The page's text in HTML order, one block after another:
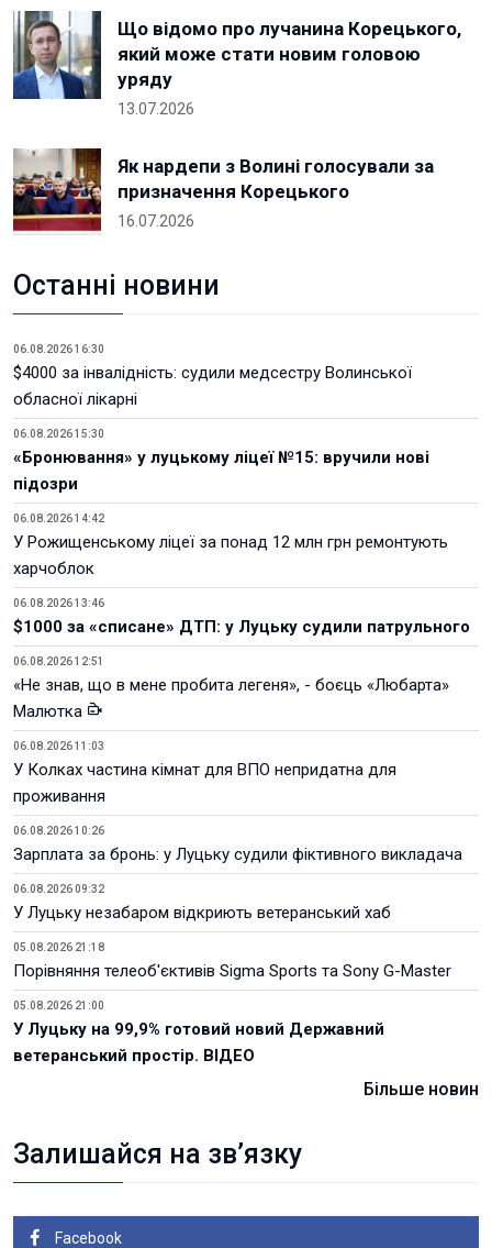
Що відомо про лучанина Корецького,
який може стати новим головою
уряду
13.07.2026
Як нардепи з Волині голосували за
призначення Корецького
16.07.2026
Останні новини
06.08.2026 16:30
$4000 за інвалідність: судили медсестру Волинської
обласної лікарні
06.08.2026 15:30
«Бронювання» у луцькому ліцеї №15: вручили нові
підозри
06.08.2026 14:42
У Рожищенському ліцеї за понад 12 млн грн ремонтують
харчоблок
06.08.2026 13:46
$1000 за «списане» ДТП: у Луцьку судили патрульного
06.08.2026 12:51
«Не знав, що в мене пробита легеня», - боєць «Любарта»
Малютка
06.08.2026 11:03
У Колках частина кімнат для ВПО непридатна для
проживання
06.08.2026 10:26
Зарплата за бронь: у Луцьку судили фіктивного викладача
06.08.2026 09:32
У Луцьку незабаром відкриють ветеранський хаб
05.08.2026 21:18
Порівняння телеоб'єктивів Sigma Sports та Sony G-Master
05.08.2026 21:00
У Луцьку на 99,9% готовий новий Державний
ветеранський простір. ВІДЕО
Більше новин
Залишайся на зв’язку
Facebook